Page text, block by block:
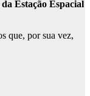
da Estação Espacial
que, por sua vez,